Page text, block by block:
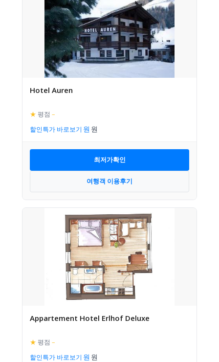
Hotel Auren
★ 평점 –
할인특가 바로보기
최저가확인
여행객 이용후기
Appartement Hotel Erlhof Deluxe
★ 평점 –
할인특가 바로보기